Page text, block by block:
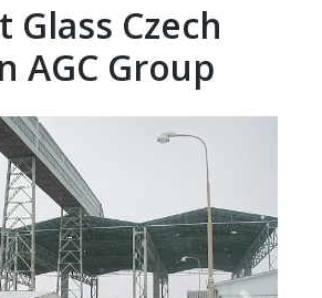
Glass Czech
AGC Group